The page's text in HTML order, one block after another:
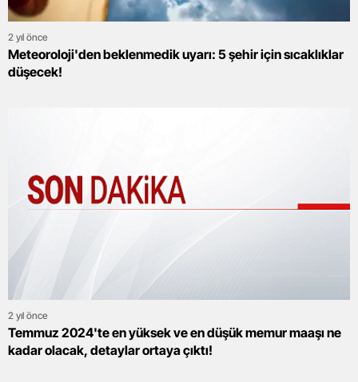
2 yıl önce
Meteoroloji'den beklenmedik uyarı: 5 şehir için sıcaklıklar
düşecek!
2 yıl önce
Temmuz 2024'te en yüksek ve en düşük memur maaşı ne
kadar olacak, detaylar ortaya çıktı!